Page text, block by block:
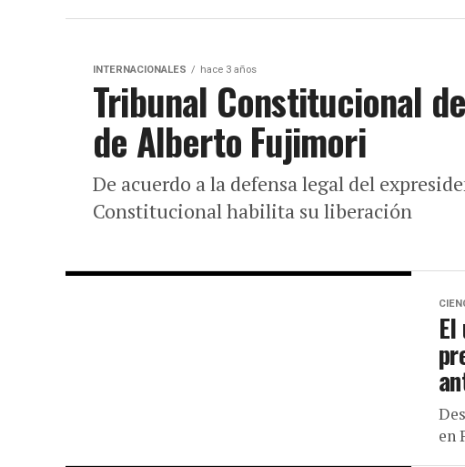
INTERNACIONALES hace 3 años
Tribunal Constitucional
de Alberto Fujimori
De acuerdo a la defensa legal del
Constitucional habilita su liberación
en